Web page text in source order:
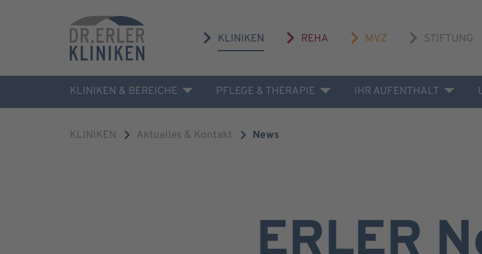
KLINIKEN REHA MVZ STIFTUNG
KLINIKEN & BEREICHE PFLEGE & THERAPIE IHR AUFENTHALT
KLINIKEN Aktuelles & Kontakt News